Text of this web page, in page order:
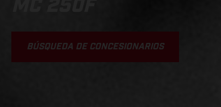
BÚSQUEDA DE CONCESIONARIOS